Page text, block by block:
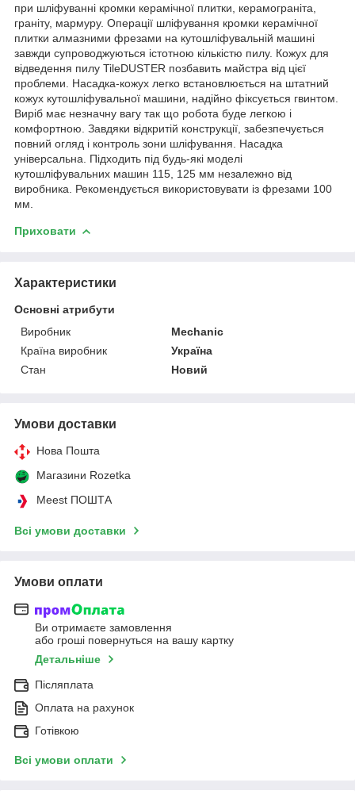
при шліфуванні кромки керамічної плитки, керамограніта,
граніту, мармуру. Операції шліфування кромки керамічної
плитки алмазними фрезами на кутошліфувальній машині
завжди супроводжуються істотною кількістю пилу. Кожух для
відведення пилу TileDUSTER позбавить майстра від цієї
проблеми. Насадка-кожух легко встановлюється на штатний
кожух кутошліфувальної машини, надійно фіксується гвинтом.
Виріб має незначну вагу так що робота буде легкою і
комфортною. Завдяки відкритій конструкції, забезпечується
повний огляд і контроль зони шліфування. Насадка
універсальна. Підходить під будь-які моделі
кутошліфувальних машин 115, 125 мм незалежно від
виробника. Рекомендується використовувати із фрезами 100
мм.
Приховати
Характеристики
Основні атрибути
Виробник
Mechanic
Країна виробник
Україна
Стан
Новий
Умови доставки
Нова Пошта
Магазини Rozetka
Meest ПОШТА
Всі умови доставки
Умови оплати
Ви отримаєте замовлення
або гроші повернуться на вашу картку
Детальніше
Післяплата
Оплата на рахунок
Готівкою
Всі умови оплати